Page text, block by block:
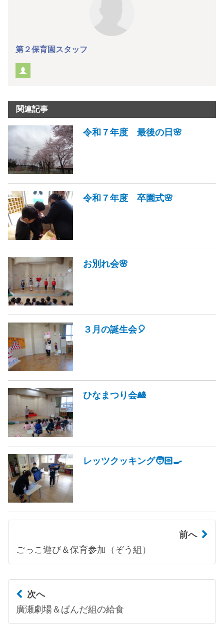
第２保育園スタッフ
関連記事
令和７年度 最後の日🌸
令和７年度 卒園式🌸
お別れ会🌸
３月の誕生会🎈
ひなまつり会🎎
レッツクッキング🧑🏻‍🍳
前へ
ごっこ遊び＆保育参加（ぞう組）
次へ
廣瀬劇場＆ぱんだ組の給食